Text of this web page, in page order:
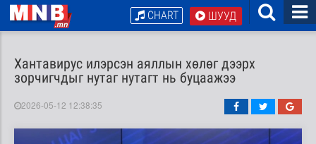
ШУУД
CHART
Хантавирус илэрсэн аяллын хөлөг дээрх
зорчигчдыг нутаг нутагт нь буцаажээ
2026-05-12 12:38:35